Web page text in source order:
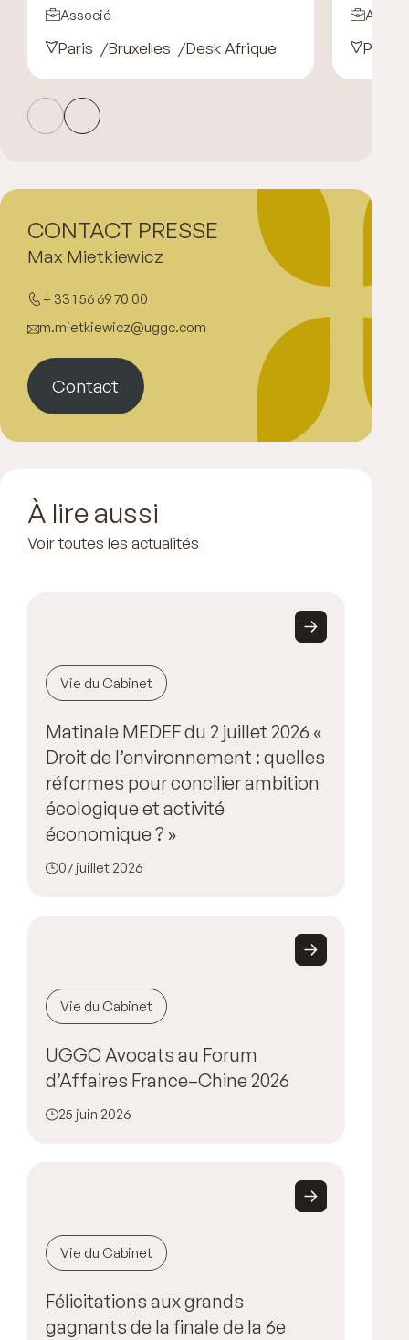
Associé
Paris Bruxelles Desk Afrique Paris
Max Mietkiewicz
+ 33 1 56 69 70 00
m.mietkiewicz@uggc.com
Contact
CONTACT PRESSE
À lire aussi
Voir toutes les actualités
Vie du Cabinet
Matinale MEDEF du 2 juillet 2026 «
Droit de l’environnement : quelles
réformes pour concilier ambition
écologique et activité
économique ? »
07 juillet 2026
Vie du Cabinet
UGGC Avocats au Forum
d’Affaires France–Chine 2026
25 juin 2026
Vie du Cabinet
Félicitations aux grands
gagnants de la finale de la 6e